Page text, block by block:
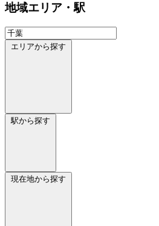
地域エリア・駅
エリアから探す
駅から探す
現在地から探す